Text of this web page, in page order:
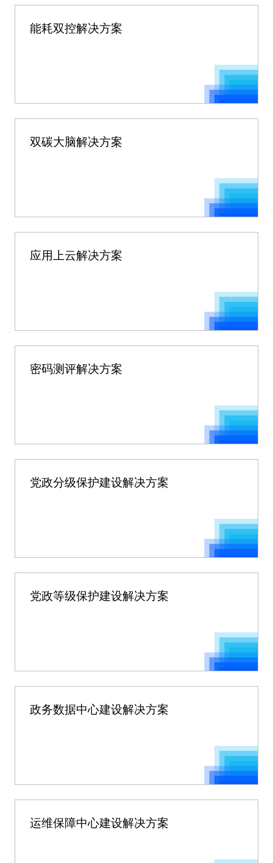
能耗双控解决方案
双碳大脑解决方案
应用上云解决方案
密码测评解决方案
党政分级保护建设解决方案
党政等级保护建设解决方案
政务数据中心建设解决方案
运维保障中心建设解决方案